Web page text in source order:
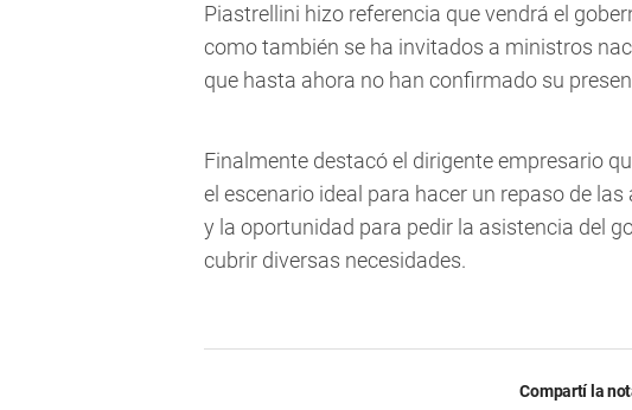
Piastrellini hizo referencia que vendrá el
como también se ha invitados a ministros
que hasta ahora no han confirmado su
Finalmente destacó el dirigente empresario
el escenario ideal para hacer un repaso de
y la oportunidad para pedir la asistencia del
cubrir diversas necesidades.
Compartí la